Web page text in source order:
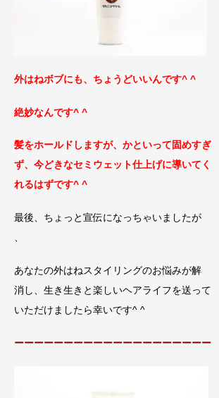
外はねボブにも、ちょうどいいんです^ ^
絶妙なんです^ ^
髪をホールドしますが、かといって固めすぎ
ず、 今どきなセミウェット仕上げに導いてく
れるはずです^ ^
最後、ちょっと宣伝になっちゃいましたが
、
あなたの外はねスタイリングのお悩みが解
消し、生き生きと楽しいヘアライフを送って
いただけましたら幸いです^ ^
ーーーーーーーーーーーーーーーーーーーー